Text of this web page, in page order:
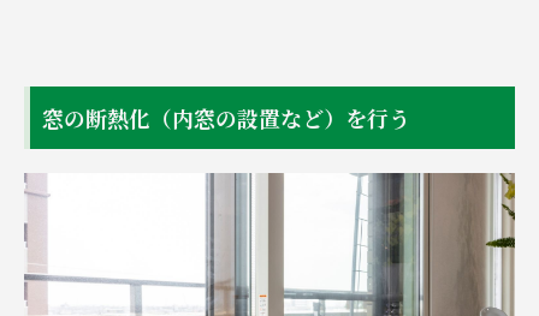
窓の断熱化（内窓の設置など）を行う